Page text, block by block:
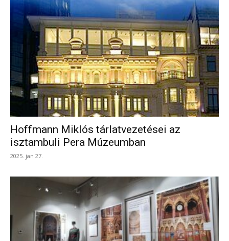
Hoffmann Miklós tárlatvezetései az
isztambuli Pera Múzeumban
2025. jan 27.